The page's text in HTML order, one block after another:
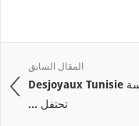
المقال السابق
مؤسسة Desjoyaux Tunisie
تحتفل ...